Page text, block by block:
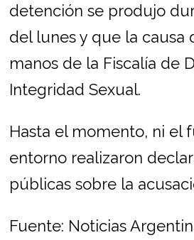
detención se produjo
del lunes y que la causa
manos de la Fiscalía de
Integridad Sexual.
Hasta el momento, ni el
entorno realizaron
públicas sobre la
Fuente: Noticias